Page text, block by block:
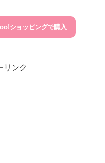
ショッピングで購入
リンク